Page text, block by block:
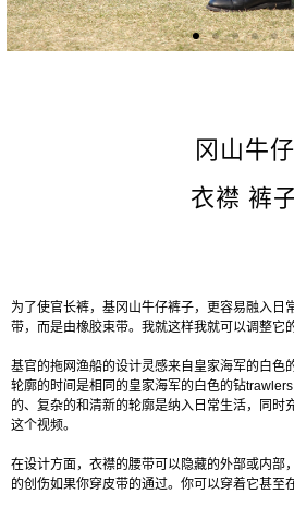
冈山牛仔
衣襟 裤
为了使官长裤，基冈山牛仔裤子，更容易融入日
带，而是由橡胶束带。我就这样我就可以调整它
基官的拖网渔船的设计灵感来自皇家海军的白色
轮廓的时间是相同的皇家海军的白色的钻
的、复杂的和清新的轮廓是纳入日常生活，同时
这个视频。
在设计方面，衣襟的腰带可以隐藏的外部或内部
的创伤如果你穿皮带的通过。你可以穿着它甚至